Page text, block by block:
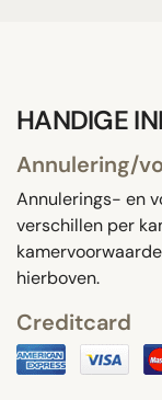
HANDIGE
Annulering/
Annulerings- en
verschillen per
hierboven.
Creditcard